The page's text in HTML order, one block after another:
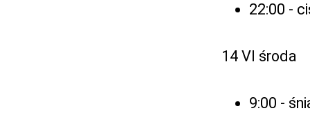
22:00 -
14 VI środa
9:00 -